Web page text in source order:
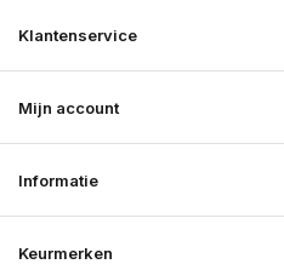
Klantenservice
Mijn account
Informatie
Keurmerken